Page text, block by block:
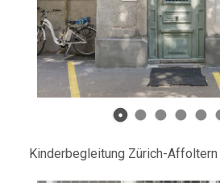
Kinderbegleitung Zürich-Affoltern